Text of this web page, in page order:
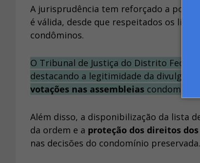
A jurisprudência tem reforçado a
é válida, desde que respeitados os
condôminos.
O Tribunal de Justiça do Distrito
destacando a legitimidade da
votações nas assembleias condominiais.
Além disso, a disponibilização da lista
da ordem e a proteção dos direitos
nas decisões do condomínio preservada.